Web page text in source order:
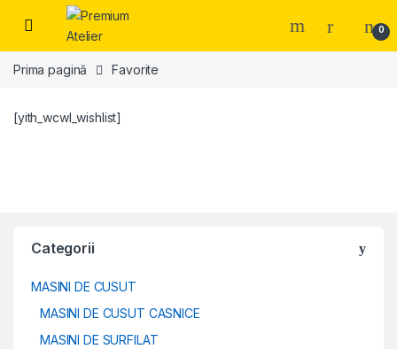
Skip to navigation
Skip to content
0
Prima pagină Favorite
[yith_wcwl_wishlist]
Categorii
MASINI DE CUSUT
MASINI DE CUSUT CASNICE
MASINI DE SURFILAT